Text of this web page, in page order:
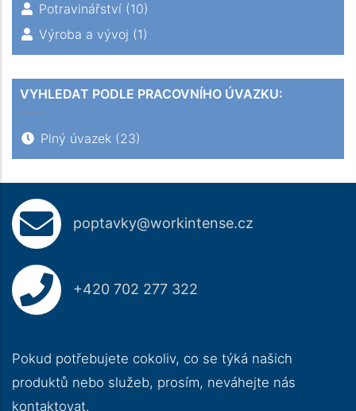
Potravinářství (10)
Výroba a vývoj (1)
VYHLEDAT PODLE PRACOVNÍHO ÚVAZKU:
Plný úvazek (23)
poptavky@workintense.cz
+420 702 277 322
Pokud potřebujete cokoliv, co se týká našich
produktů nebo služeb, prosím, neváhejte nás
kontaktovat.